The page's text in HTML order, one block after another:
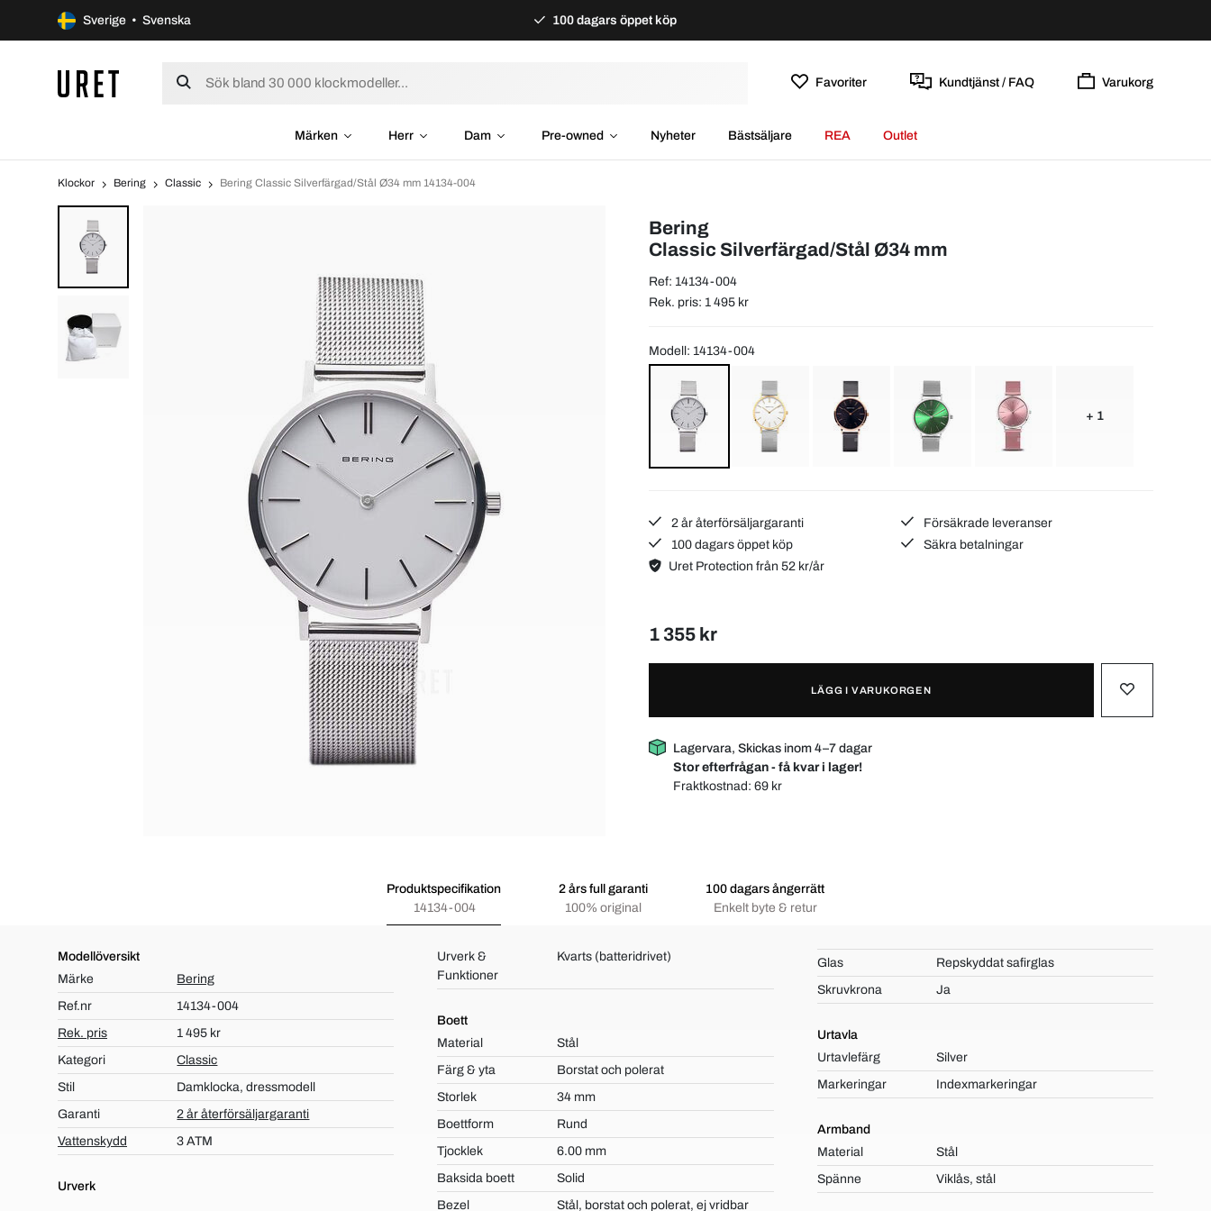
Sverige • Svenska 100 dagars öppet köp
Favoriter Kundtjänst / FAQ Varukorg
Märken Herr Dam Pre-owned Nyheter Bästsäljare REA Outlet
Klockor Bering Classic Bering Classic Silverfärgad/Stål Ø34 mm 14134-004
Bering
Classic Silverfärgad/Stål Ø34 mm
Ref: 14134-004
Rek. pris: 1 495 kr
Modell: 14134-004
+ 1
2 år återförsäljargaranti
Försäkrade leveranser
100 dagars öppet köp
Säkra betalningar
Uret Protection från 52 kr/år
1 355 kr
LÄGG I VARUKORGEN
Lagervara, Skickas inom 4–7 dagar
Stor efterfrågan - få kvar i lager!
Fraktkostnad:69 kr
Produktspecifikation
14134-004
2 års full garanti
100% original
100 dagars ångerrätt
Enkelt byte & retur
Modellöversikt
Märke
Bering
Ref.nr
14134-004
Rek. pris
1 495 kr
Kategori
Classic
Stil
Damklocka, dressmodell
Garanti
2 år återförsäljargaranti
Vattenskydd
3 ATM
Urverk
Urverk &
Funktioner
Kvarts (batteridrivet)
Boett
Material
Stål
Färg & yta
Borstat och polerat
Storlek
34 mm
Boettform
Rund
Tjocklek
6.00 mm
Baksida boett
Solid
Bezel
Stål, borstat och polerat, ej vridbar
Glas
Repskyddat safirglas
Skruvkrona
Ja
Urtavla
Urtavlefärg
Silver
Markeringar
Indexmarkeringar
Armband
Material
Stål
Spänne
Viklås, stål